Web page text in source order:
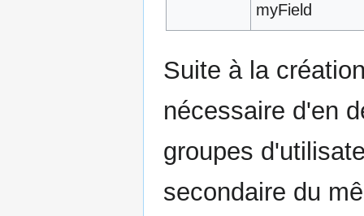
myField
Suite à la
nécessaire d'en
groupes
secondaire du